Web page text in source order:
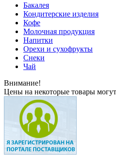
Бакалея
Кондитерские изделия
Кофе
Молочная продукция
Напитки
Орехи и сухофрукты
Снеки
Чай
Внимание!
Цены на некоторые товары